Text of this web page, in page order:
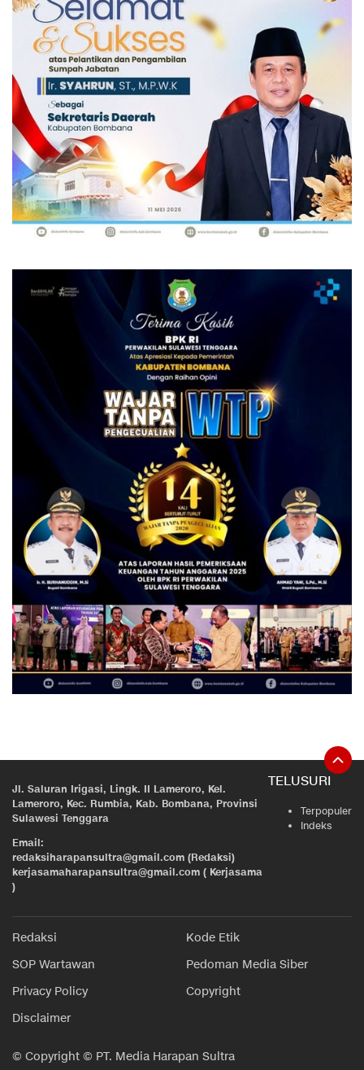
Jl. Saluran Irigasi, Lingk. II Lameroro, Kel.
Lameroro, Kec. Rumbia, Kab. Bombana, Provinsi
Sulawesi Tenggara
Email:
redaksiharapansultra@gmail.com (Redaksi)
kerjasamaharapansultra@gmail.com ( Kerjasama
)
TELUSURI
Terpopuler
Indeks
Redaksi
Kode Etik
SOP Wartawan
Pedoman Media Siber
Privacy Policy
Copyright
Disclaimer
© Copyright © PT. Media Harapan Sultra